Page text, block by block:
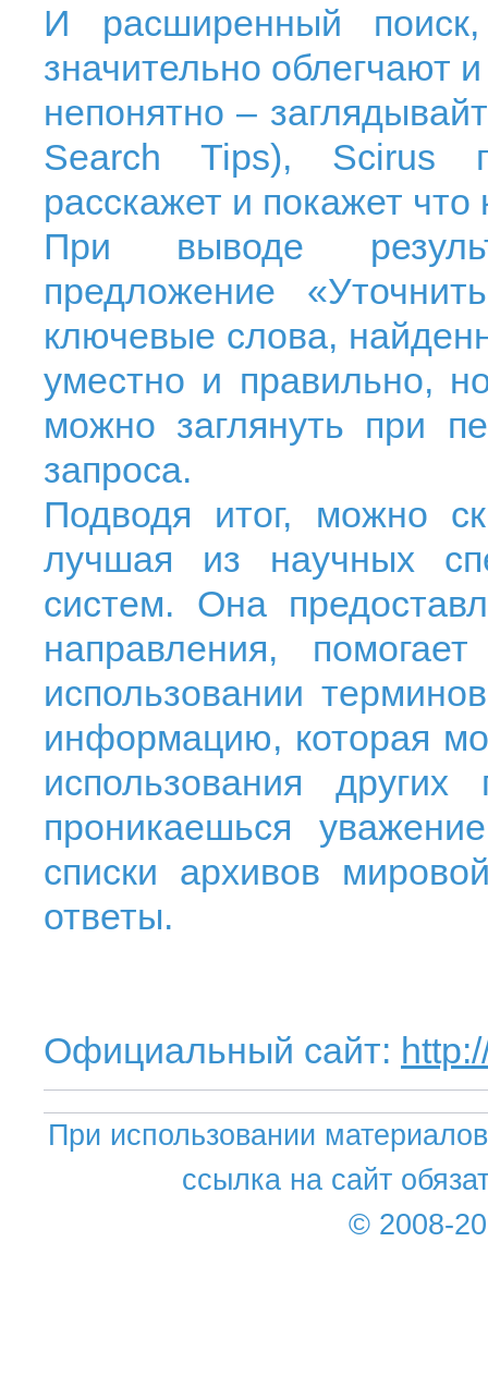
И расширенный
значительно облегчают
непонятно –
Search Tips), Scirus
расскажет и покажет что
При выводе
предложение
ключевые слова,
уместно и правильно,
можно заглянуть при
запроса.
Подводя итог, можно
лучшая из научных
систем. Она
направления,
использовании
информацию, которая
использования
проникаешься
списки архивов
ответы.
Официальный сайт:
При использовании
ссылка на сайт
© 2008-